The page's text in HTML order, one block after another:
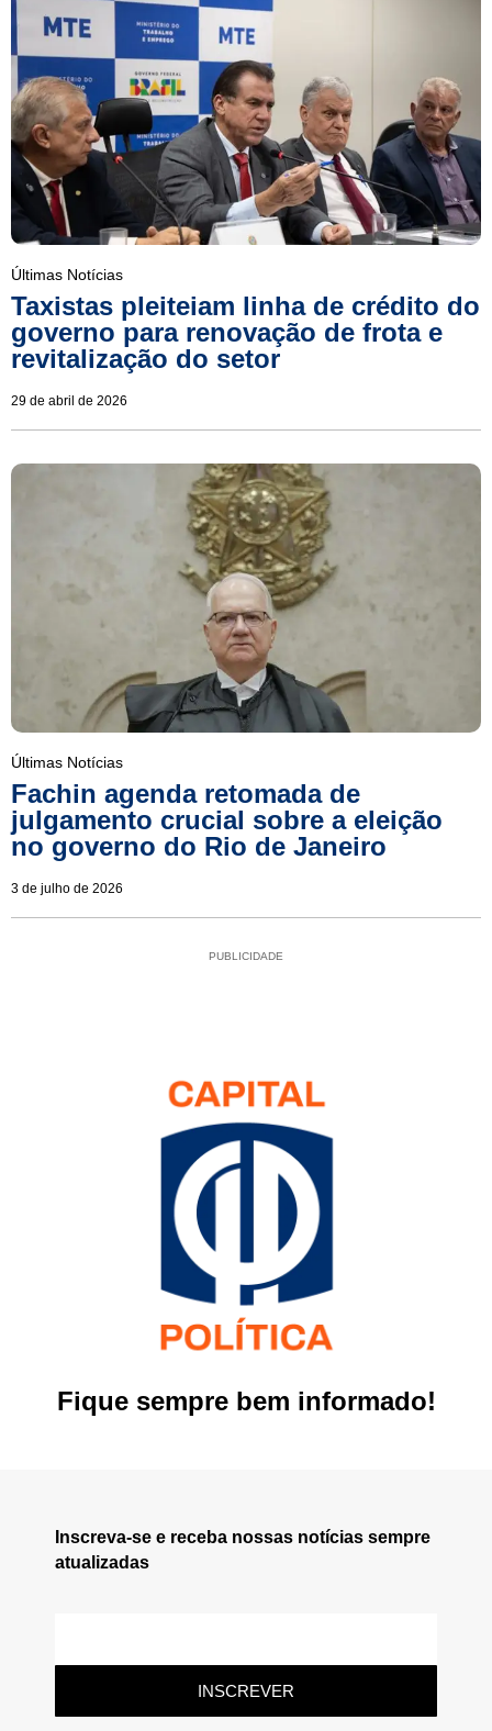
Últimas Notícias
Taxistas pleiteiam linha de crédito do
governo para renovação de frota e
revitalização do setor
29 de abril de 2026
Últimas Notícias
Fachin agenda retomada de
julgamento crucial sobre a eleição
no governo do Rio de Janeiro
3 de julho de 2026
PUBLICIDADE
Fique sempre bem informado!
Inscreva-se e receba nossas notícias sempre
atualizadas
INSCREVER